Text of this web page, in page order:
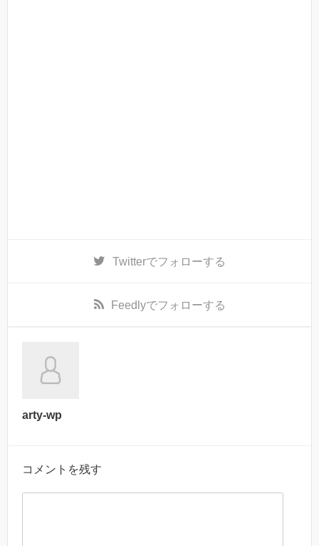
Twitterでフォローする
Feedlyでフォローする
arty-wp
コメントを残す